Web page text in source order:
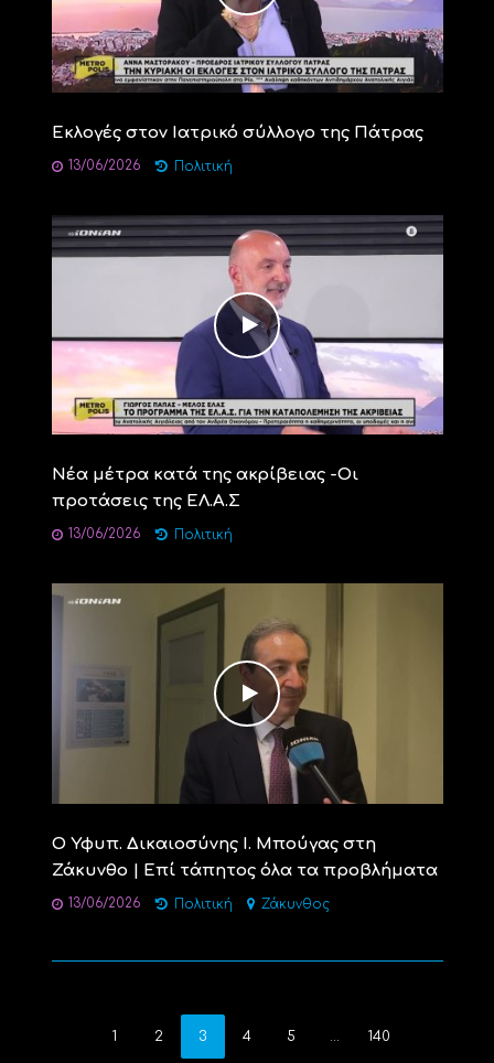
Εκλογές στον Ιατρικό σύλλογο της Πάτρας
13/06/2026 Πολιτική
Νέα μέτρα κατά της ακρίβειας -Οι
προτάσεις της ΕΛ.Α.Σ
13/06/2026 Πολιτική
Ο Υφυπ. Δικαιοσύνης Ι. Μπούγας στη
Ζάκυνθο | Επί τάπητος όλα τα προβλήματα
13/06/2026 Πολιτική Ζάκυνθος
1 2 3 4 5 140